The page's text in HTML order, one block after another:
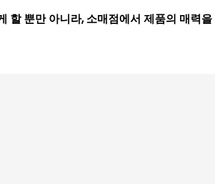
할 뿐만 아니라, 소매점에서 제품의 매력